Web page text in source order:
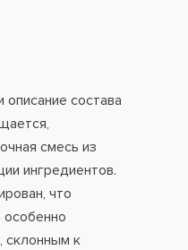
состава
смесь из
ингредиентов.
что
особенно
склонным к